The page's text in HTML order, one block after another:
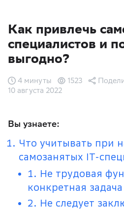
Как привлечь
специалистов и
выгодно?
10 августа 2022
4 минуты 1523
Вы узнаете:
Что учитывать при
самозанятых IT-
1. Не трудовая
конкретная
2. Не следует